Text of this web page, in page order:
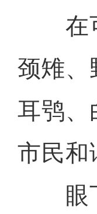
在可
颈雉、
耳鸮、
市民和
眼下